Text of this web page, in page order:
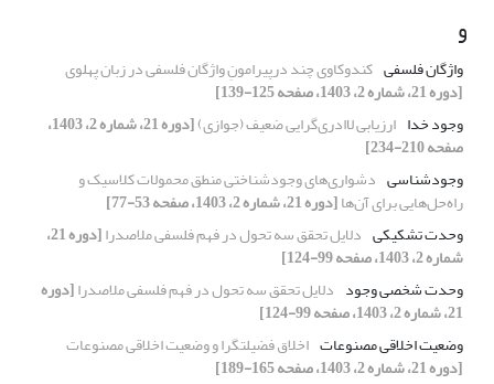
و
واژگان فلسفی کندوکاوی چند درپیرامونِ واژگان فلسفی در زبان پهلوی
[دوره 21، شماره 2، 1403، صفحه 125-139]
وجود خدا ارزیابی لاادری‌گرایی ضعیف (جوازی) [دوره 21، شماره 2، 1403،
صفحه 210-234]
وجودشناسی دشواری‌های وجودشناختی منطق محمولات کلاسیک و
راه‌حل‌هایی برای آن‌ها[دوره 21، شماره 2، 1403، صفحه 53-77]
وحدت تشکیکی دلایل تحقق سه تحول در فهم فلسفی ملاصدرا [دوره 21،
شماره 2، 1403، صفحه 99-124]
وحدت شخصی وجود دلایل تحقق سه تحول در فهم فلسفی ملاصدرا[دوره
21، شماره 2، 1403، صفحه 99-124]
وضعیت اخلاقی مصنوعات اخلاق فضیلت‎گرا و وضعیت اخلاقی مصنوعات
[دوره 21، شماره 2، 1403، صفحه 165-189]